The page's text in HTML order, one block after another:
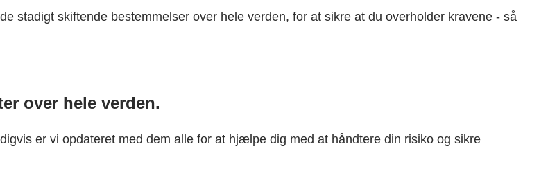
stadigt skiftende bestemmelser over hele verden, for at sikre at du overholder kravene - så
over hele verden.
er vi opdateret med dem alle for at hjælpe dig med at håndtere din risiko og sikre